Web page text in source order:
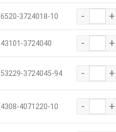
6520-3724018-10 - +
43101-3724040 - +
53229-3724045-94 - +
4308-4071220-10 - +